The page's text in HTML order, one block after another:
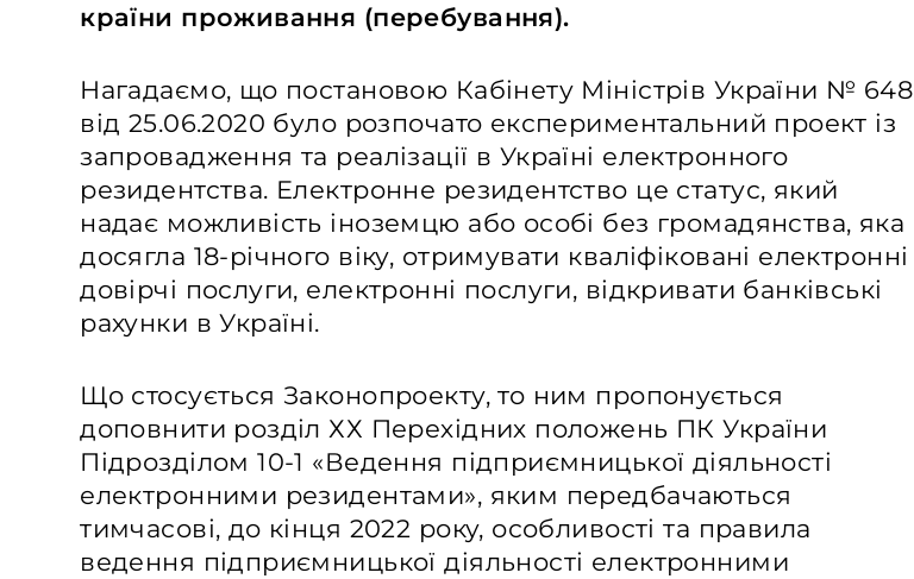
країни проживання (перебування).
Нагадаємо, що постановою Кабінету Міністрів України № 648
від 25.06.2020 було розпочато експериментальний проект із
запровадження та реалізації в Україні електронного
резидентства. Електронне резидентство це статус, який
надає можливість іноземцю або особі без громадянства, яка
досягла 18-річного віку, отримувати кваліфіковані електронні
довірчі послуги, електронні послуги, відкривати банківські
рахунки в Україні.
Що стосується Законопроекту, то ним пропонується
доповнити розділ ХХ Перехідних положень ПК України
Підрозділом 10-1 «Ведення підприємницької діяльності
електронними резидентами», яким передбачаються
тимчасові, до кінця 2022 року, особливості та правила
ведення підприємницької діяльності електронними